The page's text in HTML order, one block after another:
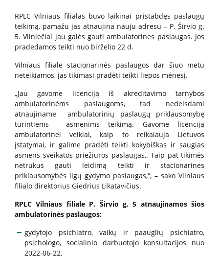
Anoniminės paslaugos
Nedarbingumo pažymėjimas
Apsvaigimo nustatymas ir biologinių terpių paėmimas
Mokymai specialistams
Kita pagalba Lietuvoje
Valstybinės įstaigos
Nevyriausybinės organizacijos
Priklausomybių konsultantai
Žemo slenksčio paslaugos
RPLC Vilniaus filialas buvo laikinai pristabdęs paslaugų
teikimą, pamažu jas atnaujina nauju adresu – P. Širvio g.
5. Vilniečiai jau galės gauti ambulatorines paslaugas. Jos
pradedamos teikti nuo birželio 22 d.
Vilniaus filiale stacionarinės paslaugos dar šiuo metu
neteikiamos, jas tikimasi pradėti teikti liepos mėnesį.
„Jau gavome licenciją iš akreditavimo tarnybos
ambulatorinėms paslaugoms, tad nedelsdami
atnaujiname ambulatorinių paslaugų priklausomybę
turintiems asmenims teikimą. Gavome licenciją
ambulatorinei veiklai, kaip to reikalauja Lietuvos
įstatymai, ir galime pradėti teikti kokybiškas ir saugias
asmens sveikatos priežiūros paslaugas,. Taip pat tikimės
netrukus gauti leidimą teikti ir stacionarines
priklausomybės ligų gydymo paslaugas,“, – sako Vilniaus
filialo direktorius Giedrius Likatavičius.
RPLC Vilniaus filiale P. Širvio g. 5 atnaujinamos šios
ambulatorinės paslaugos:
gydytojo psichiatro, vaikų ir paauglių psichiatro,
psichologo, socialinio darbuotojo konsultacijos nuo
2022-06-22,